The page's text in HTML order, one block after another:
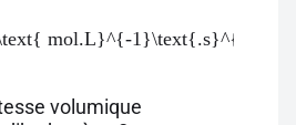
mol.L}^{-1}\text{.s}^{-1}
volumique